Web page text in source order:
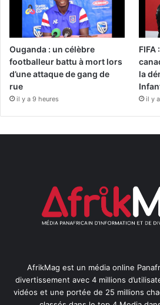
Ouganda : un célèbre
footballeur battu à mort lors
d’une attaque de gang de
rue
il y a 9 heures
FIFA
la
il y
AfrikMag est un média online
divertissement avec 4 millions
vidéos et une portée de 25 millions